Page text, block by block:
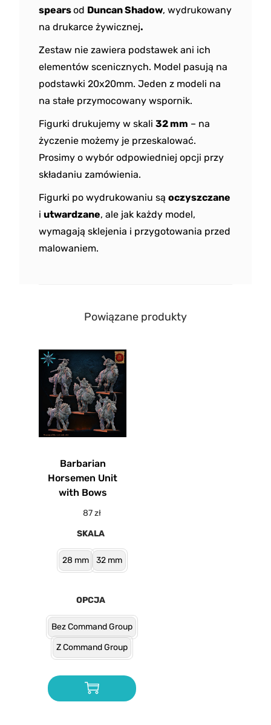
spearsod Duncan Shadow, wydrukowany
na drukarce żywicznej.
Zestaw nie zawiera podstawek ani ich
elementów scenicznych. Model pasują na
podstawki 20x20mm. Jeden z modeli na
na stałe przymocowany wspornik.
Figurki drukujemy w skali 32 mm – na
życzenie możemy je przeskalować.
Prosimy o wybór odpowiedniej opcji przy
składaniu zamówienia.
Figurki po wydrukowaniu są oczyszczane
i utwardzane, ale jak każdy model,
wymagają sklejenia i przygotowania przed
malowaniem.
Powiązane produkty
Barbarian
Horsemen Unit
with Bows
87zł
SKALA
28 mm 32 mm
OPCJA
Bez Command Group
Z Command Group